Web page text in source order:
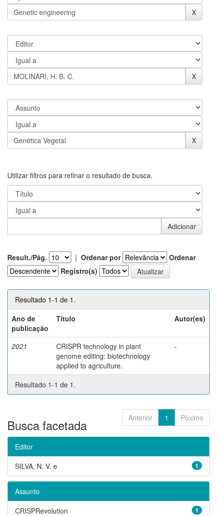
Utilizar filtros para refinar o resultado de busca.
Result./Pág. | Ordenar por
Ordenar
Registro(s)
Resultado 1-1 de 1.
Ano de
publicação
Título Autor(es)
2021
CRISPR technology in plant
genome editing: biotechnology
applied to agriculture.
-
Resultado 1-1 de 1.
Anterior 1 Póximo
Busca facetada
Editor
1
SILVA, N. V. e
Assunto
1
CRISPRevolution